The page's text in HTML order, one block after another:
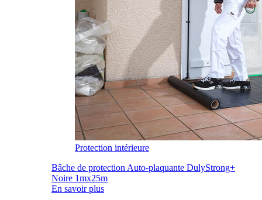
Protection intérieure
Bâche de protection Auto-plaquante DulyStrong+
Noire 1mx25m
En savoir plus